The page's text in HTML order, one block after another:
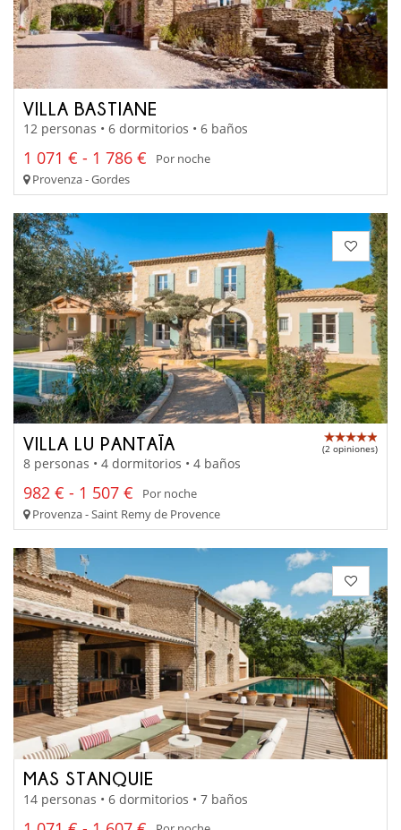
VILLA BASTIANE
12 personas • 6 dormitorios • 6 baños
1 071 € - 1 786 €
Por noche
Provenza - Gordes
VILLA LU PANTAÏA (2 opiniones)
8 personas • 4 dormitorios • 4 baños
982 € - 1 507 €
Por noche
Provenza - Saint Remy de Provence
MAS STANQUIE
14 personas • 6 dormitorios • 7 baños